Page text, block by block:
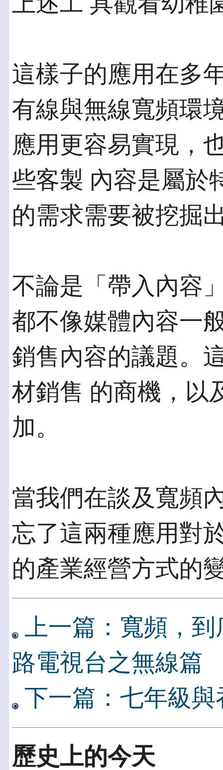
這樣子的應用在多
有線與無線寬頻環
應用更容易實現，
些客製 內容是屬於
的需求需要被挖掘
不論是「帶入內容
都不像媒體內容一
銷售內容的議題。
材銷售 的商機，以
加。
當我們在談及寬頻
忘了這兩種應用對
的產業經營方式的
上一篇：寬頻，
路電視台之無線篇
下一篇：七年級與
歷史上的今天